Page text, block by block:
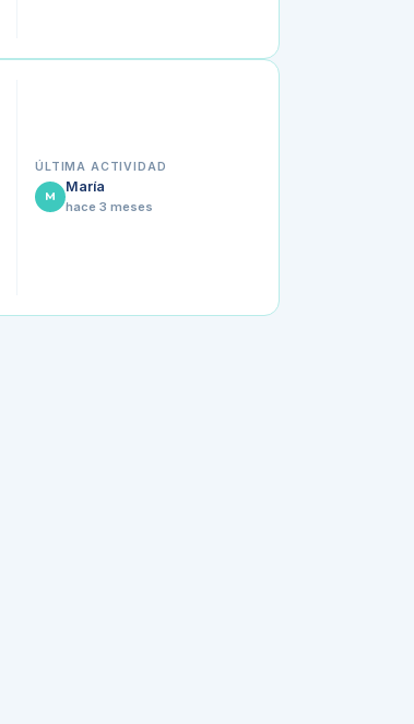
ÚLTIMA ACTIVIDAD
M
María
hace 3 meses